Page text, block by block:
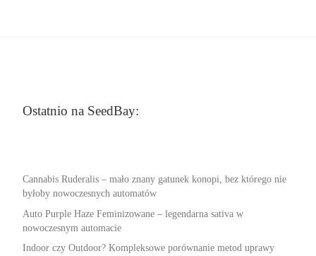
Ostatnio na SeedBay:
Cannabis Ruderalis – mało znany gatunek konopi, bez którego nie
byłoby nowoczesnych automatów
Auto Purple Haze Feminizowane – legendarna sativa w
nowoczesnym automacie
Indoor czy Outdoor? Kompleksowe porównanie metod uprawy